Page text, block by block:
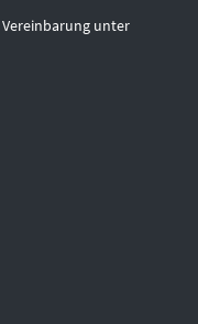
unter